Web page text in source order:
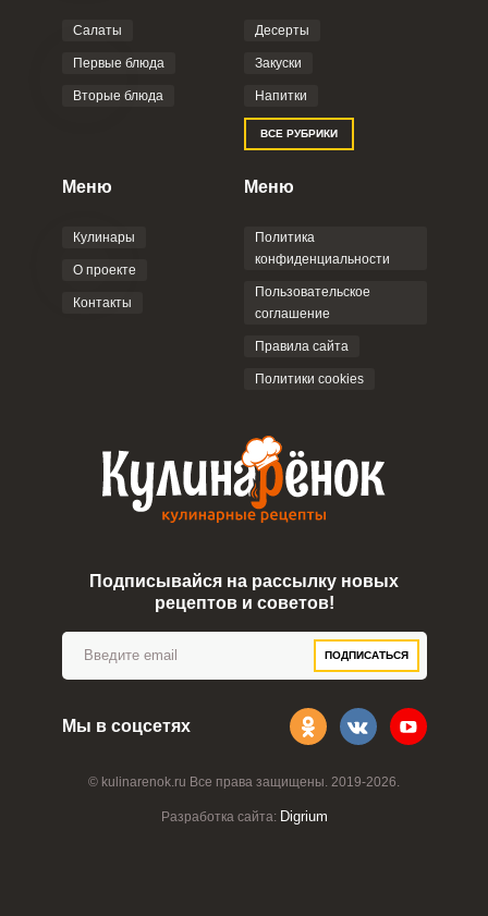
© kulinarenok.ru Все права защищены. 2019-2026.
Разработка сайта: Digrium
Салаты
Первые блюда
Вторые блюда
Десерты
Закуски
Напитки
ВСЕ РУБРИКИ
Меню
Кулинары
О проекте
Контакты
Меню
Политика
конфиденциальности
Пользовательское
соглашение
Правила сайта
Политики cookies
Подписывайся на рассылку новых
рецептов и советов!
ПОДПИСАТЬСЯ
Мы в соцсетях